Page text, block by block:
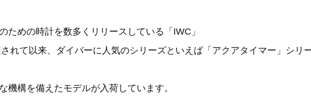
ための時計を数多くリリースしている「IWC」
れて以来、ダイバーに人気のシリーズといえば「アクアタイマー」シリー
機構を備えたモデルが入荷しています。